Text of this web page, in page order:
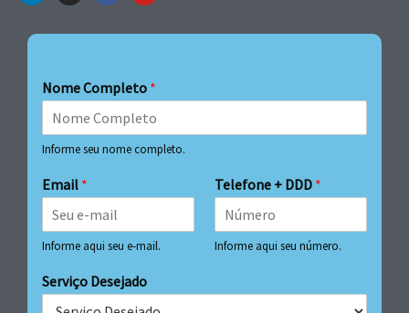
Nome Completo *
Informe seu nome completo.
Email *
Informe aqui seu e-mail.
Telefone + DDD *
Informe aqui seu número.
Serviço Desejado